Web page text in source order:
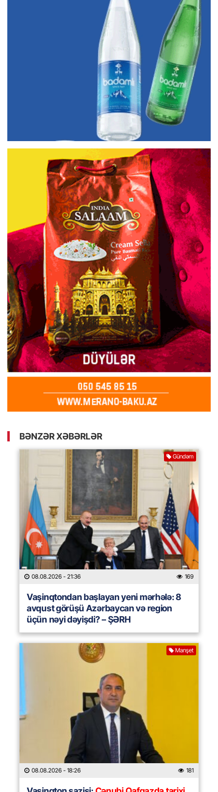
BƏNZƏR XƏBƏRLƏR
Gündəm
08.08.2026 - 21:36 169
Vaşinqtondan başlayan yeni mərhələ: 8
avqust görüşü Azərbaycan və region
üçün nəyi dəyişdi? – ŞƏRH
Manşet
08.08.2026 - 18:26 181